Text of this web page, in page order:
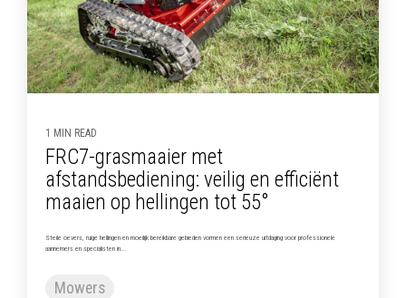
1 MIN READ
FRC7-grasmaaier met
afstandsbediening: veilig en efficiënt
maaien op hellingen tot 55°
Steile oevers, ruige hellingen en moeilijk bereikbare gebieden vormen een serieuze uitdaging voor professionele
aannemers en specialisten in...
Mowers